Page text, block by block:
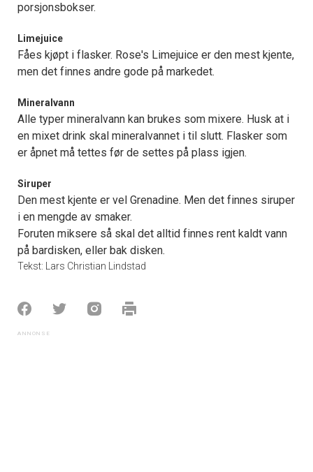
porsjonsbokser.
Limejuice
Fåes kjøpt i flasker. Rose's Limejuice er den mest kjente,
men det finnes andre gode på markedet.
Mineralvann
Alle typer mineralvann kan brukes som mixere. Husk at i
en mixet drink skal mineralvannet i til slutt. Flasker som
er åpnet må tettes før de settes på plass igjen.
Siruper
Den mest kjente er vel Grenadine. Men det finnes siruper
i en mengde av smaker.
Foruten miksere så skal det alltid finnes rent kaldt vann
på bardisken, eller bak disken.
Tekst: Lars Christian Lindstad